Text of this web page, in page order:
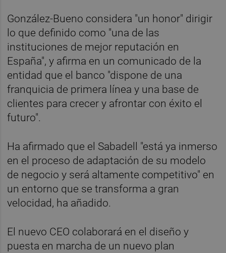
González-Bueno considera "un honor" dirigir
lo que definido como "una de las
instituciones de mejor reputación en
España", y afirma en un comunicado de la
entidad que el banco "dispone de una
franquicia de primera línea y una base de
clientes para crecer y afrontar con éxito el
futuro".
Ha afirmado que el Sabadell "está ya inmerso
en el proceso de adaptación de su modelo
de negocio y será altamente competitivo" en
un entorno que se transforma a gran
velocidad, ha añadido.
El nuevo CEO colaborará en el diseño y
puesta en marcha de un nuevo plan